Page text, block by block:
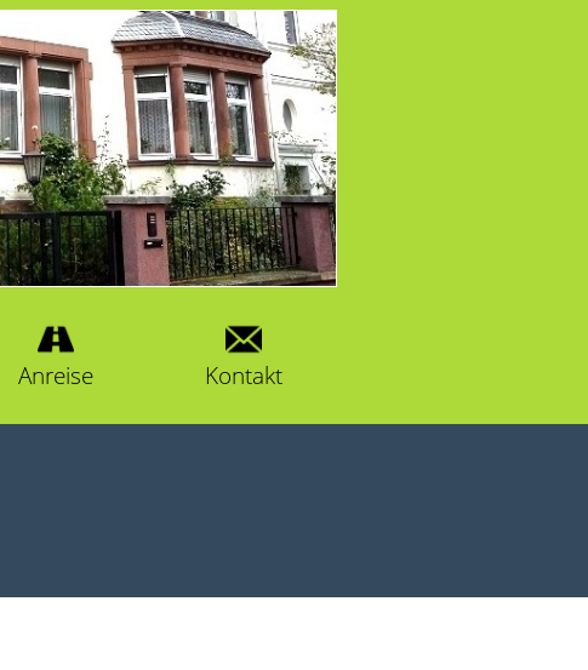
Anreise Kontakt